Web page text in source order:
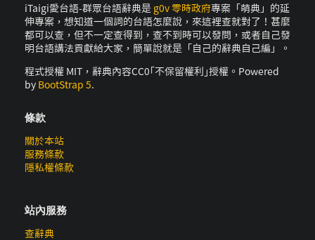
iTaigi愛台語-群眾台語辭典是 g0v 零時政府專案「萌典」的延
伸專案，想知道一個詞的台語怎麼說，來這裡查就對了！甚麼
都可以查，但不一定查得到，查不到時可以發問，或者自己發
明台語講法貢獻給大家，簡單說就是「自己的辭典自己編」。
程式授權 MIT，辭典內容CC0｢不保留權利｣授權。Powered
by BootStrap 5.
條款
關於本站
服務條款
隱私權條款
站內服務
查辭典